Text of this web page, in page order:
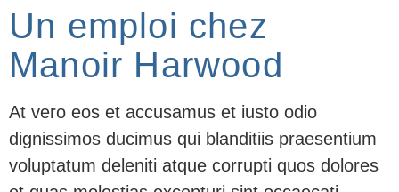
Un emploi chez
Manoir Harwood
At vero eos et accusamus et iusto odio
dignissimos ducimus qui blanditiis praesentium
voluptatum deleniti atque corrupti quos dolores